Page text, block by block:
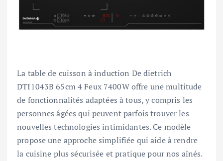
La table de cuisson à induction De dietrich
DTI1043B 65cm 4 Feux 7400W offre une multitude
de fonctionnalités adaptées à tous, y compris les
personnes âgées qui peuvent parfois trouver les
nouvelles technologies intimidantes. Ce modèle
propose une approche simplifiée qui aide à rendre
la cuisine plus sécurisée et pratique pour nos aînés.